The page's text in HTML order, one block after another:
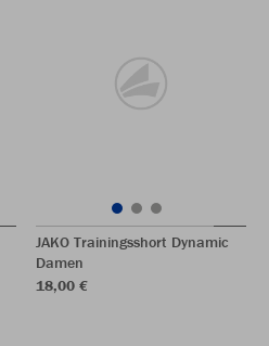
JAKO Trainingsshort Dynamic
Damen
18,00 €